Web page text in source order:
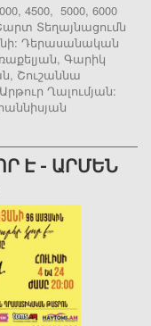
4500, 5000, 6000
Տեղայնացումն
Դերասանական
Գարիկ
Շուշաննա
Ղալումյան:
Է - ԱՐՄԵՆ